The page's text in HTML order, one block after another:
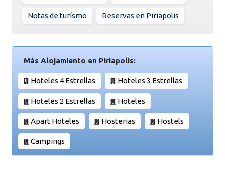
Notas de turísmo Reservas en Piriapolis
Más Alojamiento en Piriapolis:
Hoteles 4 Estrellas Hoteles 3 Estrellas
Hoteles 2 Estrellas Hoteles
Apart Hoteles Hosterias Hostels
Campings